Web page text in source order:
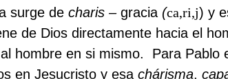
surge de charis – gracia (ca,ri,j) y
de Dios directamente hacia el
hombre en si mismo.
Para Pablo
en Jesucristo y esa chárisma,